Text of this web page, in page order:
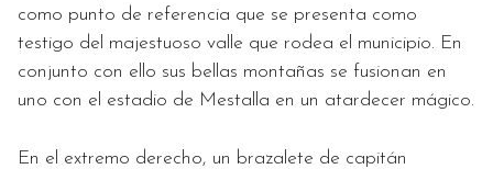
como punto de referencia que se presenta como
testigo del majestuoso valle que rodea el municipio. En
conjunto con ello sus bellas montañas se fusionan en
uno con el estadio de Mestalla en un atardecer mágico.
En el extremo derecho, un brazalete de capitán